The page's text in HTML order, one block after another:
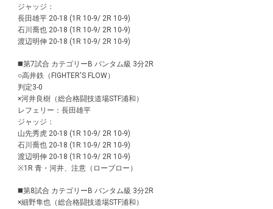
ジャッジ：
長田雄平 20-18 (1R 10-9/ 2R 10-9)
石川喬也 20-18 (1R 10-9/ 2R 10-9)
渡辺明伸 20-18 (1R 10-9/ 2R 10-9)
◼️第7試合 カテゴリーB バンタム級 3分2R
○高井鉄（FIGHTER'S FLOW）
判定3-0
×河井良樹（総合格闘技道場STF浦和）
レフェリー：長田雄平
ジャッジ：
山先秀虎 20-18 (1R 10-9/ 2R 10-9)
石川喬也 20-18 (1R 10-9/ 2R 10-9)
渡辺明伸 20-18 (1R 10-9/ 2R 10-9)
※1R 青・河井、注意（ローブロー）
◼️第8試合 カテゴリーB バンタム級 3分2R
×細野隼也（総合格闘技道場STF浦和）